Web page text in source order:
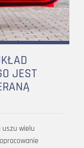
JEST
uszu wielu